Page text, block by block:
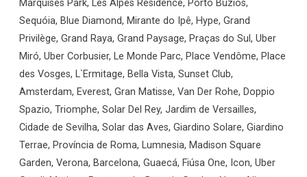
Marquises Park, Les Alpes Residence, Porto Búzios,
Sequóia, Blue Diamond, Mirante do Ipê, Hype, Grand
Privilège, Grand Raya, Grand Paysage, Praças do Sul, Uber
Miró, Uber Corbusier, Le Monde Parc, Place Vendôme, Place
des Vosges, L`Ermitage, Bella Vista, Sunset Club,
Amsterdam, Everest, Gran Matisse, Van Der Rohe, Doppio
Spazio, Triomphe, Solar Del Rey, Jardim de Versailles,
Cidade de Sevilha, Solar das Aves, Giardino Solare, Giardino
Terrae, Província de Roma, Lumnesia, Madison Square
Garden, Verona, Barcelona, Guaecá, Fiúsa One, Icon, Uber